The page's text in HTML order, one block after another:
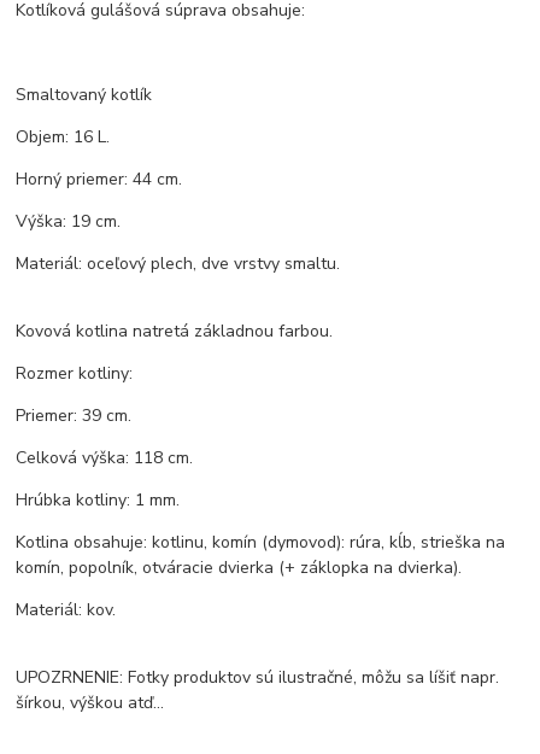
Kotlíková gulášová súprava obsahuje:
Smaltovaný kotlík
Objem: 16 L.
Horný priemer: 44 cm.
Výška: 19 cm.
Materiál: oceľový plech, dve vrstvy smaltu.
Kovová kotlina natretá základnou farbou.
Rozmer kotliny:
Priemer: 39 cm.
Celková výška: 118 cm.
Hrúbka kotliny: 1 mm.
Kotlina obsahuje: kotlinu, komín (dymovod): rúra, kĺb, strieška na
komín, popolník, otváracie dvierka (+ záklopka na dvierka).
Materiál: kov.
UPOZRNENIE: Fotky produktov sú ilustračné, môžu sa líšiť napr.
šírkou, výškou atď...